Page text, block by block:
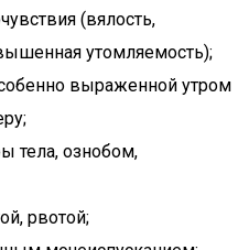
(вялость,
утомляемость);
выраженной утром
тела, ознобом,
рвотой;